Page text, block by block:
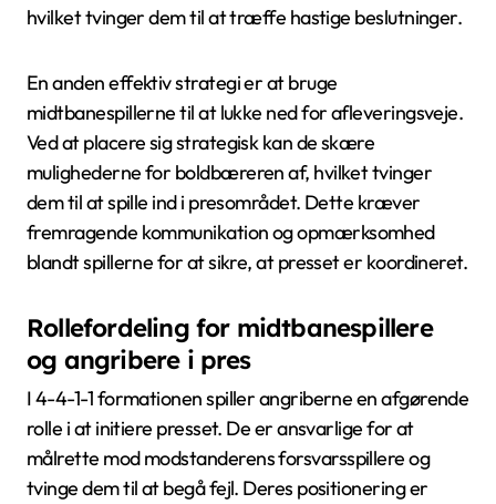
hvilket tvinger dem til at træffe hastige beslutninger.
En anden effektiv strategi er at bruge
midtbanespillerne til at lukke ned for afleveringsveje.
Ved at placere sig strategisk kan de skære
mulighederne for boldbæreren af, hvilket tvinger
dem til at spille ind i presområdet. Dette kræver
fremragende kommunikation og opmærksomhed
blandt spillerne for at sikre, at presset er koordineret.
Rollefordeling for midtbanespillere
og angribere i pres
I 4-4-1-1 formationen spiller angriberne en afgørende
rolle i at initiere presset. De er ansvarlige for at
målrette mod modstanderens forsvarsspillere og
tvinge dem til at begå fejl. Deres positionering er